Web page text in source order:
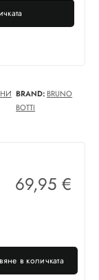
BRAND: BRUNO
BOTTI
69,95 €
в количката